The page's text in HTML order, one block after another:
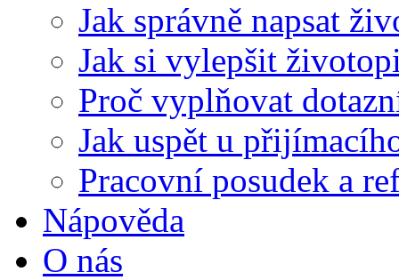
Jak správně napsat
Jak si vylepšit
Proč vyplňovat
Jak uspět u
Pracovní posudek a
Nápověda
O nás